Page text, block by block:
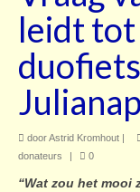
Contact
leidt
doorAstrid Kromhout |
donateurs
| 0
“Wat zou het mooi